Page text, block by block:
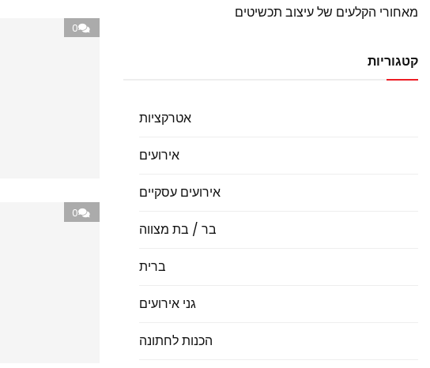
מאחורי הקלעים של עיצוב תכשיטים
קטגוריות
אטרקציות
אירועים
אירועים עסקיים
בר / בת מצווה
ברית
גני אירועים
הכנות לחתונה
0
0